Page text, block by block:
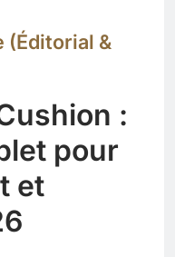
(Éditorial &
:
pour
et